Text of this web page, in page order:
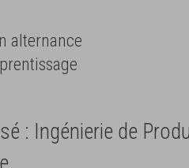
alternance
: Ingénierie de